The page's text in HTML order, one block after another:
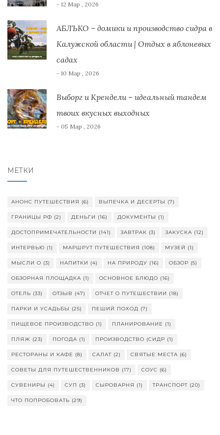
- 12 Мар , 2026
АБЛЪКО – домики и производство сидра в
Калужской области | Отдых в яблоневых
садах
- 10 Мар , 2026
Выборг и Крендели – идеальный тандем
твоих вкусных выходных
- 05 Мар , 2026
МЕТКИ
АНОНС ПУТЕШЕСТВИЯ (6) ВЫПЕЧКА И ДЕСЕРТЫ (7)
ГРАНИЦЫ РФ (2) ДЕНЬГИ (16) ДОКУМЕНТЫ (1)
ДОСТОПРИМЕЧАТЕЛЬНОСТИ (141) ЗАВТРАК (3) ЗАКУСКА (12)
ИНТЕРВЬЮ (1) МАРШРУТ ПУТЕШЕСТВИЯ (108) МУЗЕЙ (1)
МЫСЛИ О (3) НАПИТКИ (4) НА ПРИРОДУ (16) ОБЗОР (5)
ОБЗОРНАЯ ПЛОЩАДКА (1) ОСНОВНОЕ БЛЮДО (16)
ОТЕЛЬ (33) ОТЗЫВ (47) ОТЧЕТ О ПУТЕШЕСТВИИ (18)
ПАРКИ И УСАДЬБЫ (25) ПЕШИЙ ПОХОД (7)
ПИЩЕВОЕ ПРОИЗВОДСТВО (1) ПЛАНИРОВАНИЕ (1)
ПЛЯЖ (23) ПОГОДА (1) ПРОИЗВОДСТВО (СИДР (1)
РЕСТОРАНЫ И КАФЕ (8) САЛАТ (2) СВЯТЫЕ МЕСТА (6)
СОВЕТЫ ДЛЯ ПУТЕШЕСТВЕННИКОВ (17) СОУС (6)
СУВЕНИРЫ (4) СУП (3) СЫРОВАРНЯ (1) ТРАНСПОРТ (20)
ЧТО ПОПРОБОВАТЬ (29)